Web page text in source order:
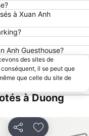
à Xuan Anh
Anh Guesthouse?
des sites de
il se peut que
que celle du site de
à Duong
PartagerAjouter à